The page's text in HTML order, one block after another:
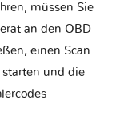
müssen Sie
an den OBD-
einen Scan
starten und die